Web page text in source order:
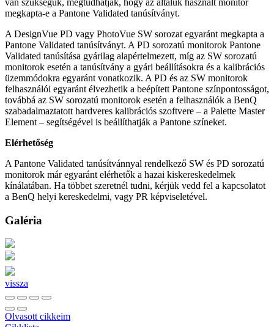
megkapta-e a Pantone Validated tanúsítványt.
A DesignVue PD vagy PhotoVue SW sorozat egyaránt megkapta a
Pantone Validated tanúsítványt. A PD sorozatú monitorok Pantone
Validated tanúsítása gyárilag alapértelmezett, míg az SW sorozatú
monitorok esetén a tanúsítvány a gyári beállításokra és a kalibrációs
üzemmódokra egyaránt vonatkozik. A PD és az SW monitorok
felhasználói egyaránt élvezhetik a beépített Pantone színpontosságot,
továbbá az SW sorozatú monitorok esetén a felhasználók a BenQ
szabadalmaztatott hardveres kalibrációs szoftvere – a Palette Master
Element – segítségével is beállíthatják a Pantone színeket.
Elérhetőség
A Pantone Validated tanúsítvánnyal rendelkező SW és PD sorozatú
monitorok már egyaránt elérhetők a hazai kiskereskedelmek
kínálatában. Ha többet szeretnél tudni, kérjük vedd fel a kapcsolatot
a BenQ helyi kereskedelmi, vagy PR képviseletével.
Galéria
vissza
Olvasott cikkeim